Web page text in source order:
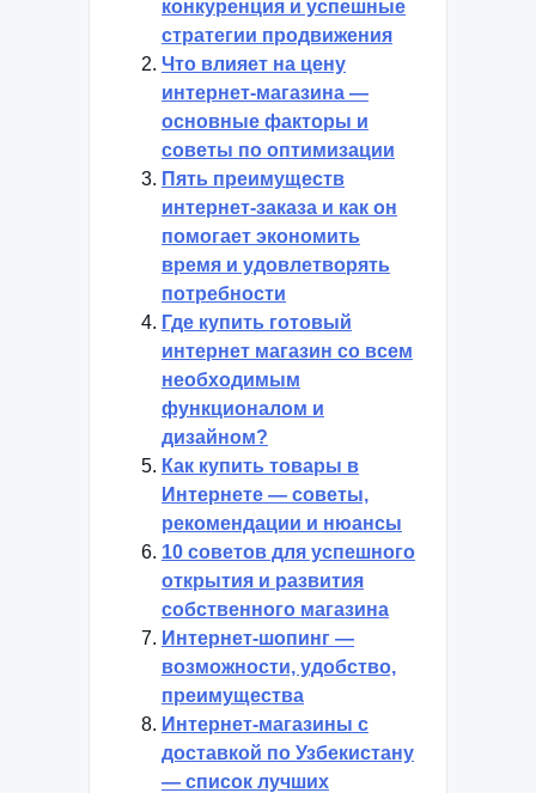
конкуренция и успешные
стратегии продвижения
Что влияет на цену
интернет-магазина —
основные факторы и
советы по оптимизации
Пять преимуществ
интернет-заказа и как он
помогает экономить
время и удовлетворять
потребности
Где купить готовый
интернет магазин со всем
необходимым
функционалом и
дизайном?
Как купить товары в
Интернете — советы,
рекомендации и нюансы
10 советов для успешного
открытия и развития
собственного магазина
Интернет-шопинг —
возможности, удобство,
преимущества
Интернет-магазины с
доставкой по Узбекистану
— список лучших